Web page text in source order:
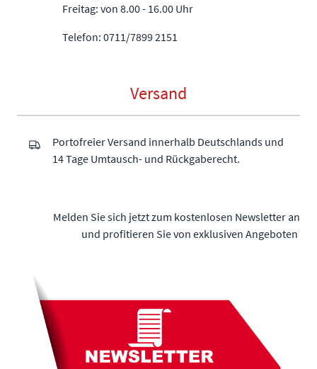
Freitag: von 8.00 - 16.00 Uhr
Telefon: 0711/7899 2151
Versand
Portofreier Versand innerhalb Deutschlands und
14 Tage Umtausch- und Rückgaberecht.
Melden Sie sich jetzt zum kostenlosen Newsletter an
und profitieren Sie von exklusiven Angeboten